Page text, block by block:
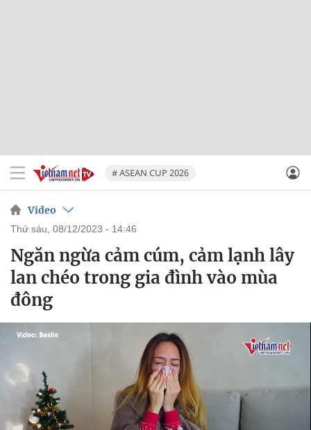
# ASEAN CUP 2026
Video
thứ sáu, 08/12/2023 - 14:46
Ngăn ngừa cảm cúm, cảm lạnh lây
lan chéo trong gia đình vào mùa
đông